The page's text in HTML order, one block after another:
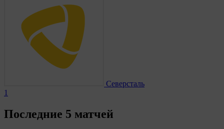
Северсталь
1
Последние 5 матчей